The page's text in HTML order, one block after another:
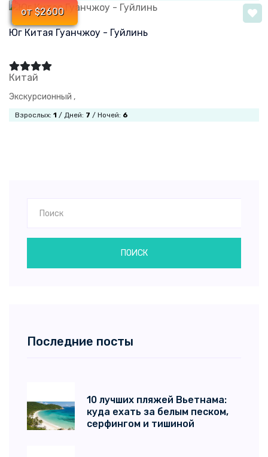
от $2600
Юг Китая Гуанчжоу - Гуйлинь
Китай
Экскурсионный ,
Взрослых: 1 / Дней: 7 / Ночей: 6
ПОИСК
Последние посты
10 лучших пляжей Вьетнама:
куда ехать за белым песком,
серфингом и тишиной